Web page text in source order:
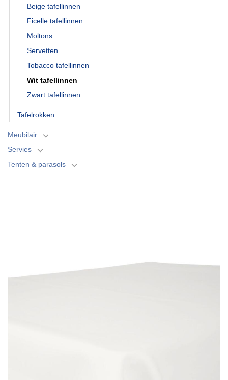
Beige tafellinnen
Ficelle tafellinnen
Moltons
Servetten
Tobacco tafellinnen
Wit tafellinnen
Zwart tafellinnen
Tafelrokken
Meubilair
Servies
Tenten & parasols